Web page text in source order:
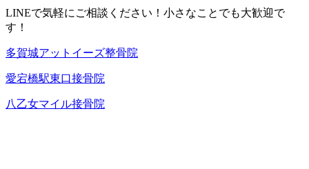
LINEで気軽にご相談ください！小さなことでも大歓迎で
す！
多賀城アットイーズ整骨院
愛宕橋駅東口接骨院
八乙女マイル接骨院